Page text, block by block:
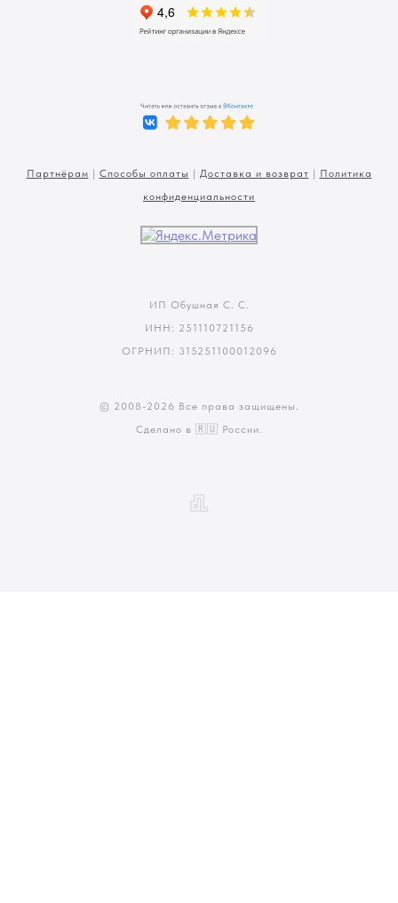
Партнёрам | Способы оплаты | Доставка и возврат | Политика
конфиденциальности
ИП Обушная С. С.
ИНН: 251110721156
ОГРНИП: 315251100012096
© 2008-2026 Все права защищены.
Сделано в 🇷🇺 России.